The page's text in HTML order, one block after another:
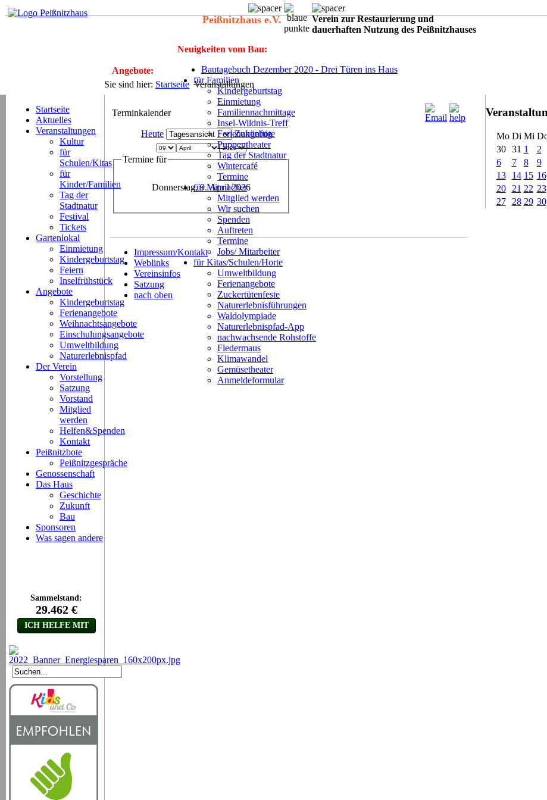
Peißnitzhaus e.V.
Verein zur Restaurierung und
dauerhaften Nutzung des Peißnitzhauses
Neuigkeiten vom Bau:
Bautagebuch Dezember 2020 - Drei Türen ins Haus
für Familien
Kindergeburtstag
Einmietung
Familiennachmittage
Insel-Wildnis-Treff
Ferienangebote
Puppentheater
Tag der Stadtnatur
Wintercafé
Termine
für Mitmacher
Mitglied werden
Wir suchen
Spenden
Auftreten
Termine
Jobs/ Mitarbeiter
für Kitas/Schulen/Horte
Umweltbildung
Ferienangebote
Zuckertütenfeste
Naturerlebnisführungen
Waldolympiade
Naturerlebnispfad-App
nachwachsende Rohstoffe
Fledermaus
Klimawandel
Gemüsetheater
Anmeldeformular
Angebote:
Sie sind hier: Startseite Veranstaltungen
Startseite
Aktuelles
Veranstaltungen
Kultur
für
Schulen/Kitas
für
Kinder/Familien
Tag der
Stadtnatur
Festival
Tickets
Gartenlokal
Einmietung
Kindergeburtstag
Feiern
Inselfrühstück
Angebote
Kindergeburtstag
Ferienangebote
Weihnachtsangebote
Einschulungsangebote
Umweltbildung
Naturerlebnispfad
Der Verein
Vorstellung
Satzung
Vorstand
Mitglied
werden
Helfen&Spenden
Kontakt
Peißnitzbote
Peißnitzgespräche
Genossenschaft
Das Haus
Geschichte
Zukunft
Bau
Sponsoren
Was sagen andere
Mo Di Mi
30
31 1 2
6
7 8 9
13
14 15 16
20
21 22 23
27
28 29 30
Terminkalender
Heute Zukünftig
Termine für
Donnerstag, 9. April 2026
Impressum/Kontakt
Weblinks
Vereinsinfos
Satzung
nach oben